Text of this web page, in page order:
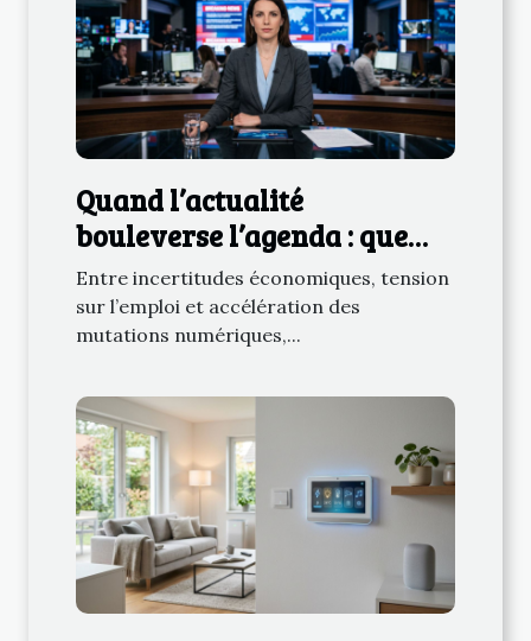
Quand l’actualité
bouleverse l’agenda : que
retenir des derniers
rebondissements ?
Entre incertitudes économiques, tension
sur l’emploi et accélération des
mutations numériques,...